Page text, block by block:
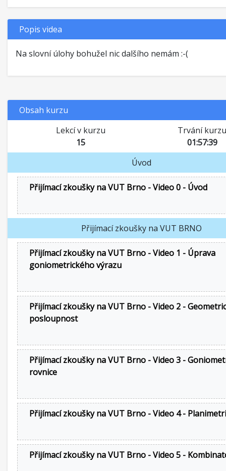
Popis videa
Na slovní úlohy bohužel nic dalšího nemám :-(
Obsah kurzu
Lekcí v kurzu
15
Trvání kurzu
01:57:39
Úvod
Přijímací zkoušky na VUT Brno - Video 0 - Úvod
Přijímací zkoušky na VUT BRNO
Přijímací zkoušky na VUT Brno - Video 1 - Úprava
goniometrického výrazu
Přijímací zkoušky na VUT Brno - Video 2 -
posloupnost
Přijímací zkoušky na VUT Brno - Video 3 -
rovnice
Přijímací zkoušky na VUT Brno - Video 4 -
Přijímací zkoušky na VUT Brno - Video 5 -